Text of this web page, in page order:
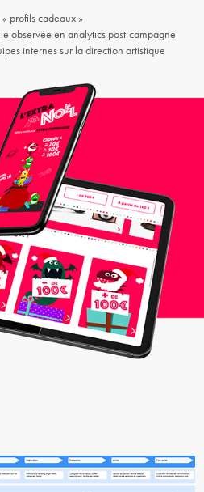
profils cadeaux »
observée en analytics post-campagne
internes sur la direction artistique